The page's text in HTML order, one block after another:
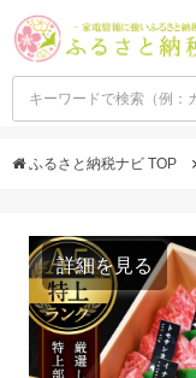
ふるさと納税ナビ TOP
詳細を見る